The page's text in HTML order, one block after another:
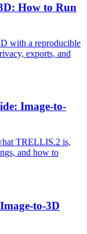
How to Run
with a reproducible
exports, and
Image-to-
TRELLIS.2 is,
and how to
to-3D